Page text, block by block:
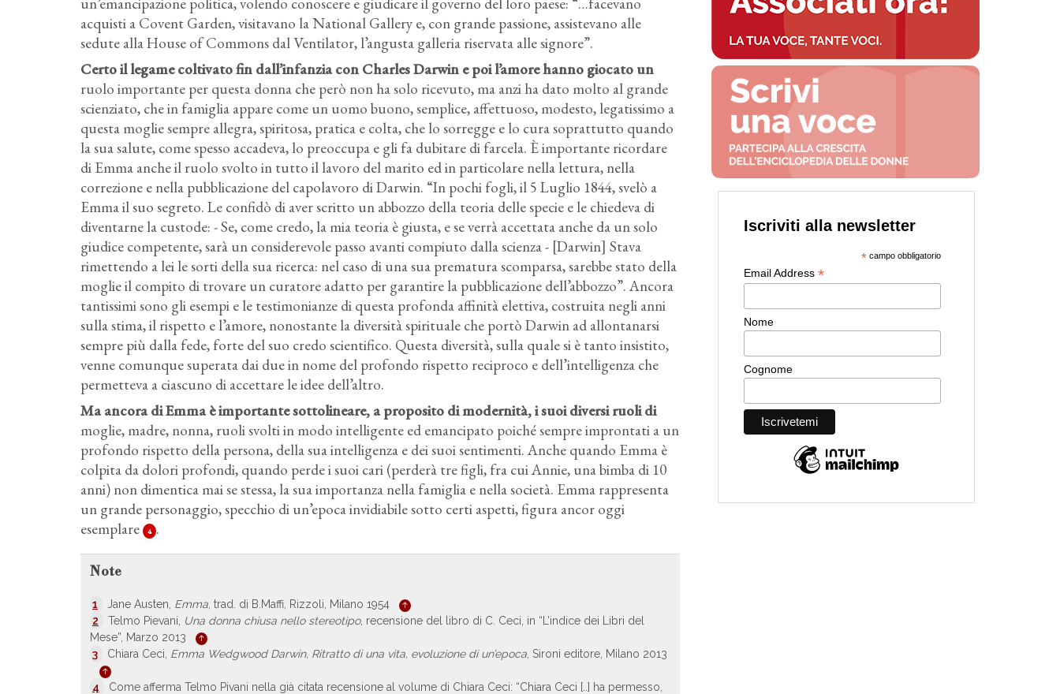
acquisti a Covent Garden, visitavano la National Gallery e, con grande passione, assistevano alle
sedute alla House of Commons dal Ventilator, l’angusta galleria riservata alle signore”.
Certo il legame coltivato fin dall’infanzia con Charles Darwin e poi l’amore hanno giocato un
ruolo importante per questa donna che però non ha solo ricevuto, ma anzi ha dato molto al grande
scienziato, che in famiglia appare come un uomo buono, semplice, affettuoso, modesto, legatissimo a
questa moglie sempre allegra, spiritosa, pratica e colta, che lo sorregge e lo cura soprattutto quando
la sua salute, come spesso accadeva, lo preoccupa e gli fa dubitare di farcela. È importante ricordare
di Emma anche il ruolo svolto in tutto il lavoro del marito ed in particolare nella lettura, nella
correzione e nella pubblicazione del capolavoro di Darwin. “In pochi fogli, il 5 Luglio 1844, svelò a
Emma il suo segreto. Le confidò di aver scritto un abbozzo della teoria delle specie e le chiedeva di
diventarne la custode: - Se, come credo, la mia teoria è giusta, e se verrà accettata anche da un solo
giudice competente, sarà un considerevole passo avanti compiuto dalla scienza - [Darwin] Stava
rimettendo a lei le sorti della sua ricerca: nel caso di una sua prematura scomparsa, sarebbe stato della
moglie il compito di trovare un curatore adatto per garantire la pubblicazione dell’abbozzo”. Ancora
tantissimi sono gli esempi e le testimonianze di questa profonda affinità elettiva, costruita negli anni
sulla stima, il rispetto e l’amore, nonostante la diversità spirituale che portò Darwin ad allontanarsi
sempre più dalla fede, forte del suo credo scientifico. Questa diversità, sulla quale si è tanto insistito,
venne comunque superata dai due in nome del profondo rispetto reciproco e dell’intelligenza che
permetteva a ciascuno di accettare le idee dell’altro.
Ma ancora di Emma è importante sottolineare, a proposito di modernità, i suoi diversi ruoli di
moglie, madre, nonna, ruoli svolti in modo intelligente ed emancipato poiché sempre improntati a un
profondo rispetto della persona, della sua intelligenza e dei suoi sentimenti. Anche quando Emma è
colpita da dolori profondi, quando perde i suoi cari (perderà tre figli, fra cui Annie, una bimba di 10
anni) non dimentica mai se stessa, la sua importanza nella famiglia e nella società. Emma rappresenta
un grande personaggio, specchio di un’epoca invidiabile sotto certi aspetti, figura ancor oggi
esemplare
4 .
Note
1 Jane Austen, Emma , trad. di B.Maffi, Rizzoli, Milano 1954
2
Telmo Pievani, Una donna chiusa nello stereotipo, recensione del libro di C. Ceci, in “L’indice dei Libri del
Mese”, Marzo 2013
3
Chiara Ceci, Emma Wedgwood Darwin, Ritratto di una vita, evoluzione di un’epoca , Sironi editore, Milano 2013
4
Come afferma Telmo Pivani nella già citata recensione al volume di Chiara Ceci: “Chiara Ceci [..] ha permesso,